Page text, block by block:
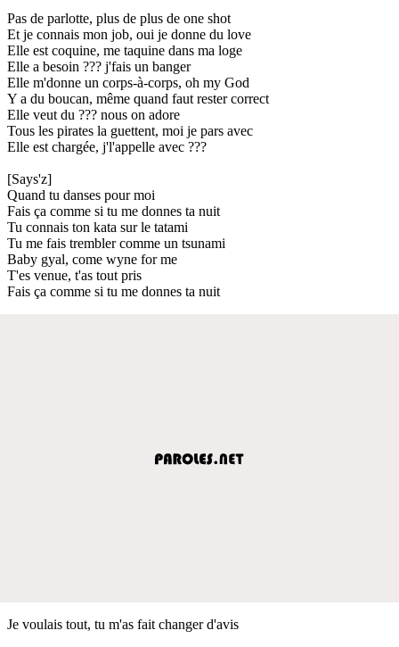
Pas de parlotte, plus de plus de one shot
Et je connais mon job, oui je donne du love
Elle est coquine, me taquine dans ma loge
Elle a besoin ??? j'fais un banger
Elle m'donne un corps-à-corps, oh my God
Y a du boucan, même quand faut rester correct
Elle veut du ??? nous on adore
Tous les pirates la guettent, moi je pars avec
Elle est chargée, j'l'appelle avec ???
[Says'z]
Quand tu danses pour moi
Fais ça comme si tu me donnes ta nuit
Tu connais ton kata sur le tatami
Tu me fais trembler comme un tsunami
Baby gyal, come wyne for me
T'es venue, t'as tout pris
Fais ça comme si tu me donnes ta nuit
Je voulais tout, tu m'as fait changer d'avis